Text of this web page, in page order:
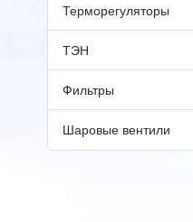
Терморегуляторы
ТЭН
Фильтры
Шаровые вентили